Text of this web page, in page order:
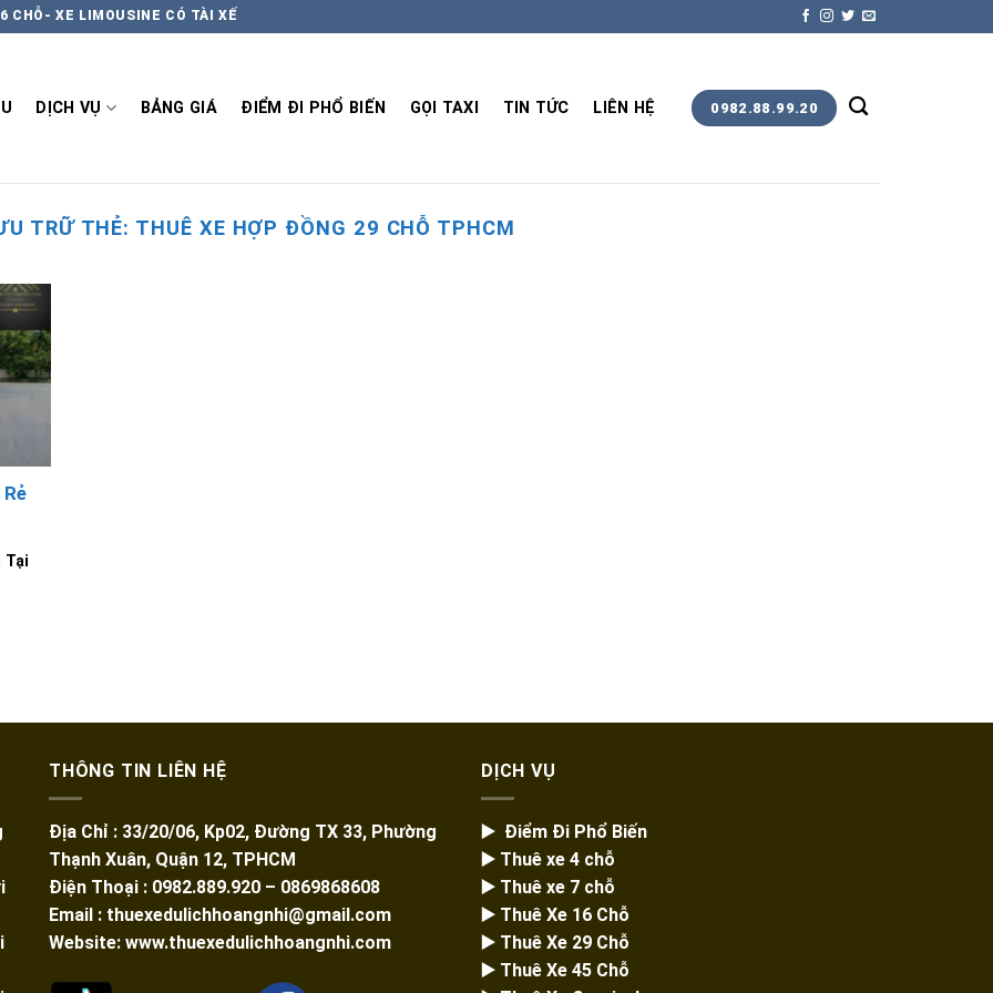
CHỖ- XE LIMOUSINE CÓ TÀI XẾ
DỊCH VỤ BẢNG GIÁ ĐIỂM ĐI PHỔ BIẾN GỌI TAXI TIN TỨC LIÊN HỆ 0982.88.99.20
TRỮ THẺ: THUÊ XE HỢP ĐỒNG 29 CHỖ TPHCM
Tại
THÔNG TIN LIÊN HỆ
Địa Chỉ : 33/20/06, Kp02, Đường TX 33, Phường
Thạnh Xuân, Quận 12, TPHCM
Điện Thoại : 0982.889.920 – 0869868608
Email : thuexedulichhoangnhi@gmail.com
Website: www.thuexedulichhoangnhi.com
DỊCH VỤ
▶️ Điểm Đi Phổ Biến
▶️ Thuê xe 4 chỗ
▶️ Thuê xe 7 chỗ
▶️ Thuê Xe 16 Chỗ
▶️ Thuê Xe 29 Chỗ
▶️ Thuê Xe 45 Chỗ